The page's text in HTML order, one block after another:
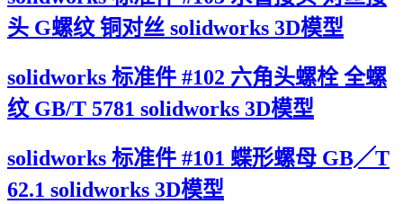
头 G螺纹 铜对丝 solidworks 3D模型
solidworks 标准件 #102 六角头螺栓 全螺
纹 GB/T 5781 solidworks 3D模型
solidworks 标准件 #101 蝶形螺母 GB╱T
62.1 solidworks 3D模型